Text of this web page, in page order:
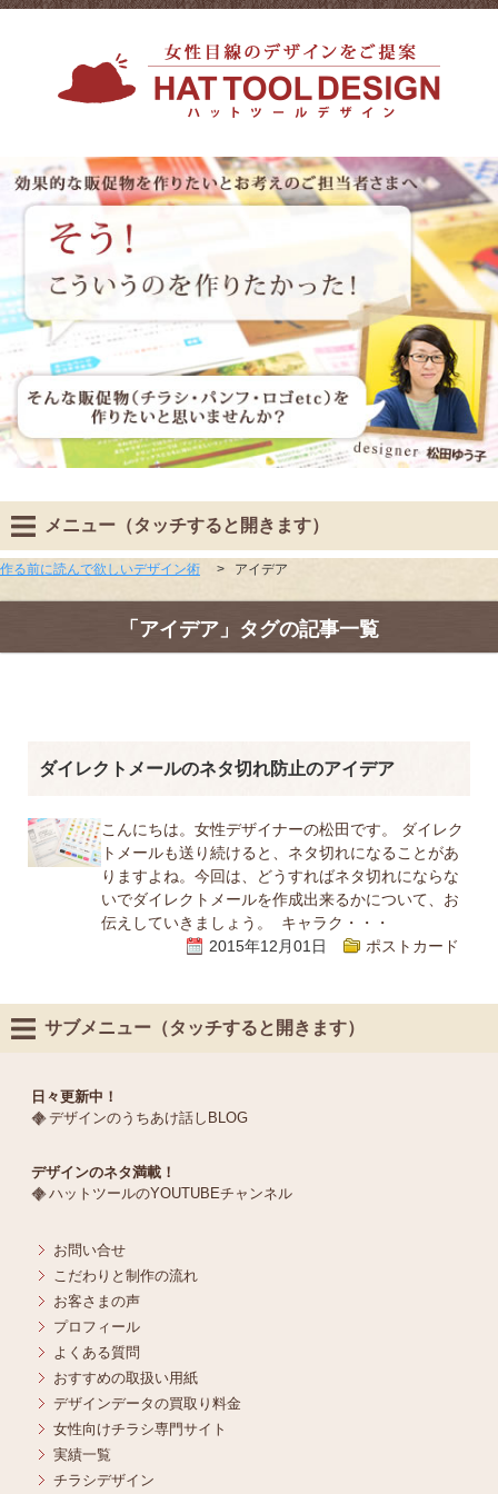
メニュー（タッチすると開きます）
作る前に読んで欲しいデザイン術 > アイデア
「アイデア」タグの記事一覧
ダイレクトメールのネタ切れ防止のアイデア
こんにちは。女性デザイナーの松田です。 ダイレク
トメールも送り続けると、ネタ切れになることがあ
りますよね。今回は、どうすればネタ切れにならな
いでダイレクトメールを作成出来るかについて、お
伝えしていきましょう。 キャラク・・・
2015年12月01日
ポストカード
サブメニュー（タッチすると開きます）
日々更新中！
デザインのうちあけ話しBLOG
デザインのネタ満載！
ハットツールのYOUTUBEチャンネル
お問い合せ
こだわりと制作の流れ
お客さまの声
プロフィール
よくある質問
おすすめの取扱い用紙
デザインデータの買取り料金
女性向けチラシ専門サイト
実績一覧
チラシデザイン